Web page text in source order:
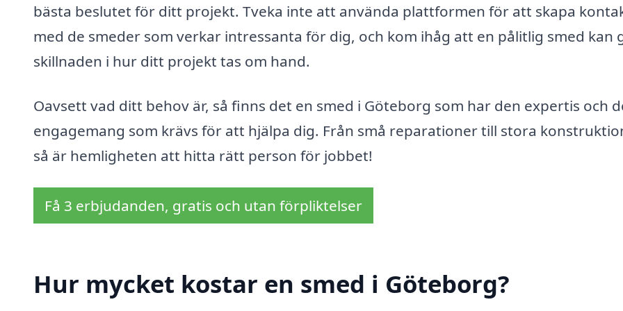
bästa beslutet för ditt projekt. Tveka inte att använda plattformen för att skapa
med de smeder som verkar intressanta för dig, och kom ihåg att en pålitlig smed kan
skillnaden i hur ditt projekt tas om hand.
Oavsett vad ditt behov är, så finns det en smed i Göteborg som har den expertis och
engagemang som krävs för att hjälpa dig. Från små reparationer till stora
så är hemligheten att hitta rätt person för jobbet!
Få 3 erbjudanden, gratis och utan förpliktelser
Hur mycket kostar en smed i Göteborg?